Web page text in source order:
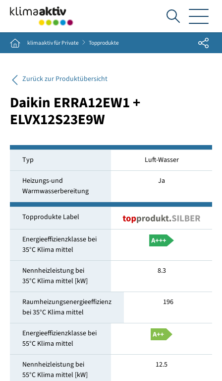
Ich
suche...
Home klimaaktiv für Private Topprodukte Share
Zurück zur Produktübersicht
Daikin ERRA12EW1 +
ELVX12S23E9W
Typ Luft-Wasser
Heizungs-und
Warmwasserbereitung
Ja
Topprodukte Label
Energieeffizienzklasse bei
35°C Klima mittel
Nennheizleistung bei
35°C Klima mittel [kW]
8.3
Raumheizungsenergieeffizienz
bei 35°C Klima mittel
196
Energieeffizienzklasse bei
55°C Klima mittel
Nennheizleistung bei
55°C Klima mittel [kW]
12.5